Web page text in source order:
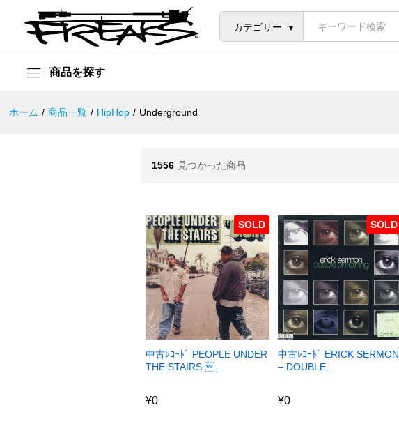
カテゴリー
商品を探す
ホーム / 商品一覧 / HipHop / Underground
1556 見つかった商品
SOLD
中古ﾚｺｰﾄﾞ PEOPLE UNDER
THE STAIRS …
¥0
SOLD
中古ﾚｺｰﾄﾞ ERICK SERMON
– DOUBLE…
¥0